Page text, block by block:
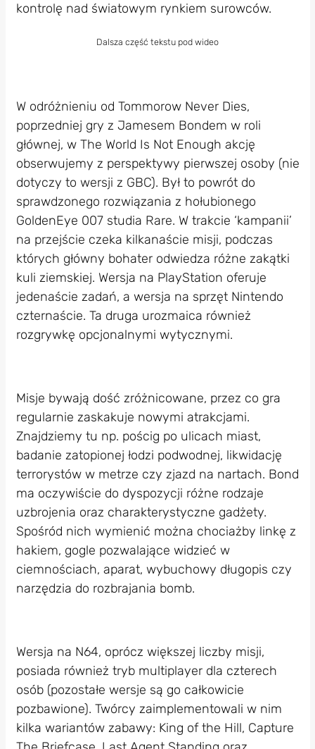
kontrolę nad światowym rynkiem surowców.
Dalsza część tekstu pod wideo
W odróżnieniu od Tommorow Never Dies,
poprzedniej gry z Jamesem Bondem w roli
głównej, w The World Is Not Enough akcję
obserwujemy z perspektywy pierwszej osoby (nie
dotyczy to wersji z GBC). Był to powrót do
sprawdzonego rozwiązania z hołubionego
GoldenEye 007 studia Rare. W trakcie ‘kampanii’
na przejście czeka kilkanaście misji, podczas
których główny bohater odwiedza różne zakątki
kuli ziemskiej. Wersja na PlayStation oferuje
jedenaście zadań, a wersja na sprzęt Nintendo
czternaście. Ta druga urozmaica również
rozgrywkę opcjonalnymi wytycznymi.
Misje bywają dość zróżnicowane, przez co gra
regularnie zaskakuje nowymi atrakcjami.
Znajdziemy tu np. pościg po ulicach miast,
badanie zatopionej łodzi podwodnej, likwidację
terrorystów w metrze czy zjazd na nartach. Bond
ma oczywiście do dyspozycji różne rodzaje
uzbrojenia oraz charakterystyczne gadżety.
Spośród nich wymienić można chociażby linkę z
hakiem, gogle pozwalające widzieć w
ciemnościach, aparat, wybuchowy długopis czy
narzędzia do rozbrajania bomb.
Wersja na N64, oprócz większej liczby misji,
posiada również tryb multiplayer dla czterech
osób (pozostałe wersje są go całkowicie
pozbawione). Twórcy zaimplementowali w nim
kilka wariantów zabawy: King of the Hill, Capture